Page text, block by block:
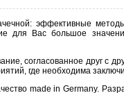
эффективные
для Вас большое
согласованное друг с
где необходима
made in Germany.